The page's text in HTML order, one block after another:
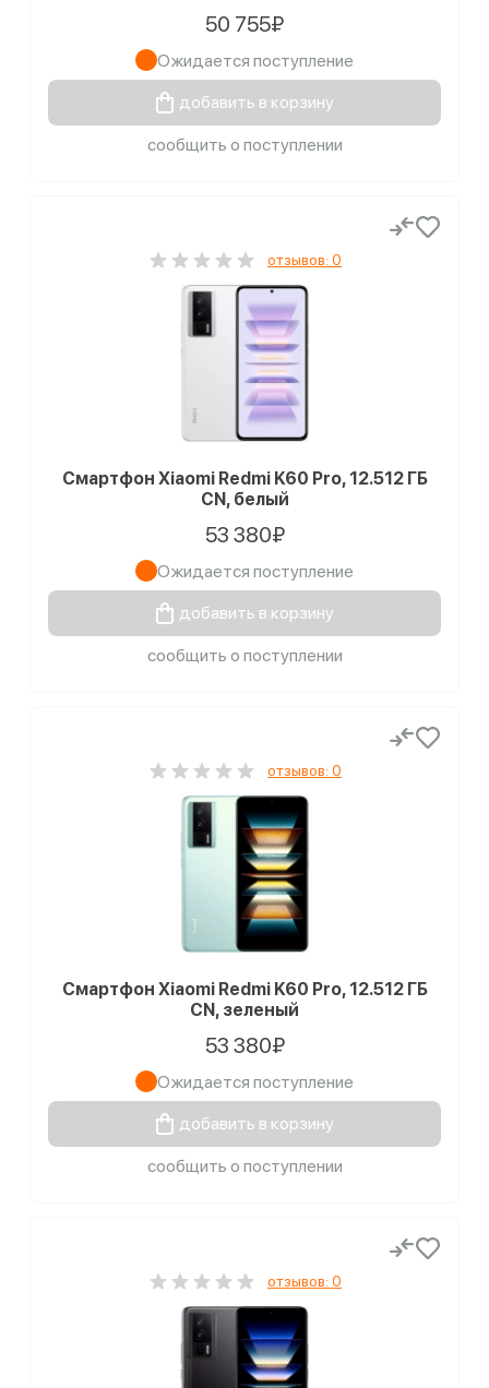
50 755₽
Ожидается поступление
добавить в корзину
сообщить о поступлении
отзывов: 0
Смартфон Xiaomi Redmi K60 Pro, 12.512 ГБ
CN, белый
53 380₽
Ожидается поступление
добавить в корзину
сообщить о поступлении
отзывов: 0
Смартфон Xiaomi Redmi K60 Pro, 12.512 ГБ
CN, зеленый
53 380₽
Ожидается поступление
добавить в корзину
сообщить о поступлении
отзывов: 0